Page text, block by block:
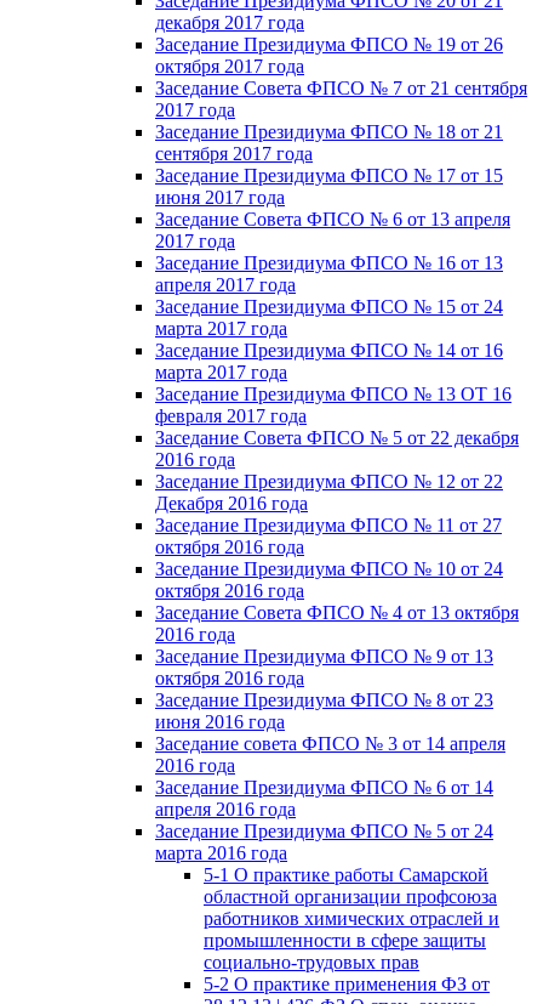
декабря 2017 года
Заседание Президиума ФПСО № 19 от 26
октября 2017 года
Заседание Совета ФПСО № 7 от 21 сентября
2017 года
Заседание Президиума ФПСО № 18 от 21
сентября 2017 года
Заседание Президиума ФПСО № 17 от 15
июня 2017 года
Заседание Совета ФПСО № 6 от 13 апреля
2017 года
Заседание Президиума ФПСО № 16 от 13
апреля 2017 года
Заседание Президиума ФПСО № 15 от 24
марта 2017 года
Заседание Президиума ФПСО № 14 от 16
марта 2017 года
Заседание Президиума ФПСО № 13 ОТ 16
февраля 2017 года
Заседание Совета ФПСО № 5 от 22 декабря
2016 года
Заседание Президиума ФПСО № 12 от 22
Декабря 2016 года
Заседание Президиума ФПСО № 11 от 27
октября 2016 года
Заседание Президиума ФПСО № 10 от 24
октября 2016 года
Заседание Совета ФПСО № 4 от 13 октября
2016 года
Заседание Президиума ФПСО № 9 от 13
октября 2016 года
Заседание Президиума ФПСО № 8 от 23
июня 2016 года
Заседание совета ФПСО № 3 от 14 апреля
2016 года
Заседание Президиума ФПСО № 6 от 14
апреля 2016 года
Заседание Президиума ФПСО № 5 от 24
марта 2016 года
5-1 О практике работы Самарской
областной организации профсоюза
работников химических отраслей и
промышленности в сфере защиты
социально-трудовых прав
5-2 О практике применения ФЗ от